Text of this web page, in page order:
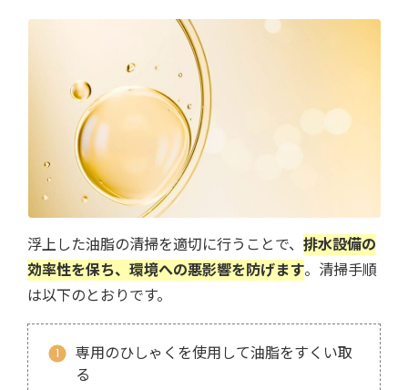
浮上した油脂の清掃を適切に行うことで、排水設備の
効率性を保ち、環境への悪影響を防げます。清掃手順
は以下のとおりです。
専用のひしゃくを使用して油脂をすくい取
る